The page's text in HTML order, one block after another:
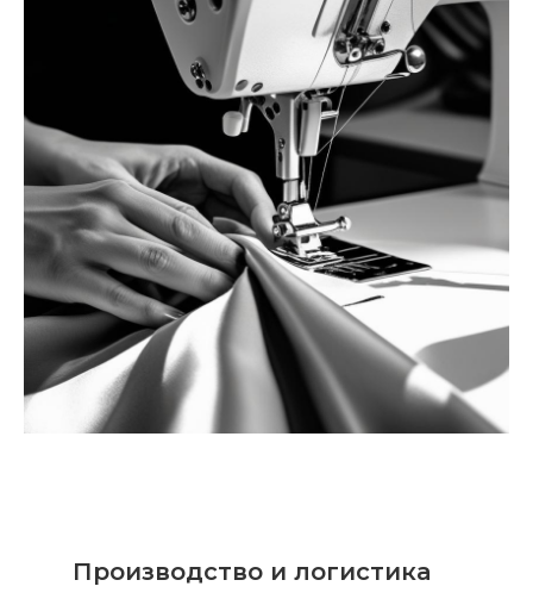
Производство и логистика